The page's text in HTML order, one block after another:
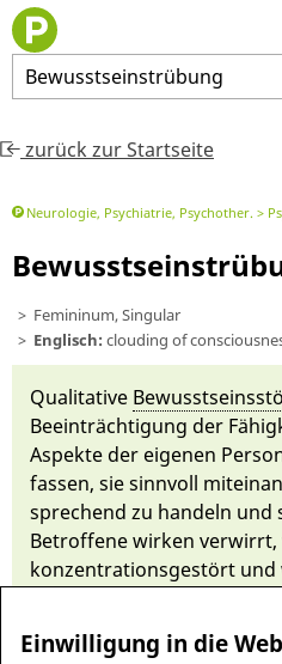
Bewusstseinstrübung
zurück zur Startseite
Neurologie, Psychiatrie, Psychother.
Femininum, Singular
Englisch: clouding of
Qualitati­ve
Beeinträch­tigung der
Aspekte der eigenen
fassen, sie sinn­voll
spre­chend zu handeln und
Betroffene wir­ken ver­wirrt,
konzentrati­ons­ge­stört
Einwilligung in die